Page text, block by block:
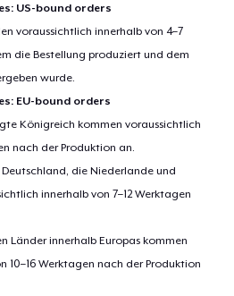
US-bound orders
voraussichtlich innerhalb von 4–7
die Bestellung produziert und dem
wurde.
EU-bound orders
Königreich kommen voraussichtlich
nach der Produktion an.
die Niederlande und
innerhalb von 7–12 Werktagen
Länder innerhalb Europas kommen
10–16 Werktagen nach der Produktion